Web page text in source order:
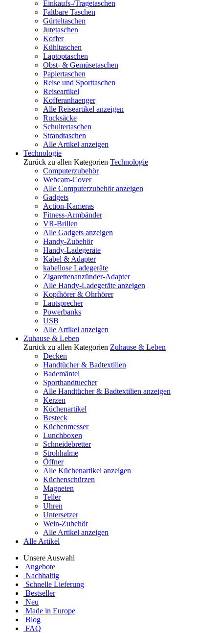
Einkaufs-/Tragetaschen
Faltbare Taschen
Gürteltaschen
Jutetaschen
Koffer
Kühltaschen
Laptoptaschen
Obst- & Gemüsetaschen
Papiertaschen
Reise und Sporttaschen
Reiseartikel
Kofferanhaenger
Alle Reiseartikel anzeigen
Rucksäcke
Schultertaschen
Strandtaschen
Alle Artikel anzeigen
Technologie
Zurück zu allen Kategorien Technologie
Computerzubehör
Webcam-Cover
Alle Computerzubehör anzeigen
Gadgets
Action-Kameras
Fitness-Armbänder
VR-Brillen
Alle Gadgets anzeigen
Handy-Zubehör
Handy-Ladegeräte
Kabel & Adapter
kabellose Ladegeräte
Zigarettenanzünder-Adapter
Alle Handy-Ladegeräte anzeigen
Kopfhörer & Ohrhörer
Lautsprecher
Powerbanks
USB
Alle Artikel anzeigen
Zuhause & Leben
Zurück zu allen Kategorien Zuhause & Leben
Decken
Handtücher & Badtextilien
Bademäntel
Sporthandtuecher
Alle Handtücher & Badtextilien anzeigen
Kerzen
Küchenartikel
Besteck
Küchenmesser
Lunchboxen
Schneidebretter
Strohhalme
Öffner
Alle Küchenartikel anzeigen
Küchenschürzen
Magneten
Teller
Uhren
Untersetzer
Wein-Zubehör
Alle Artikel anzeigen
Alle Artikel
Unsere Auswahl
Angebote
Nachhaltig
Schnelle Lieferung
Bestseller
Neu
Made in Europe
Blog
FAQ